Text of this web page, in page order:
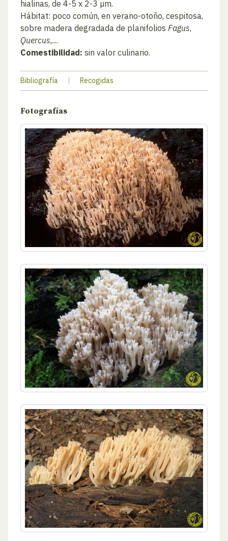
hialinas, de 4-5 x 2-3 µm.
Hábitat: poco común, en verano-otoño, cespitosa,
sobre madera degradada de planifolios Fagus,
Quercus,....
Comestibilidad: sin valor culinario.
Bibliografía | Recogidas
Fotografías